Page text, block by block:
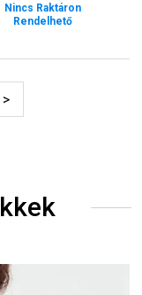
Nincs Raktáron
Rendelhető
>